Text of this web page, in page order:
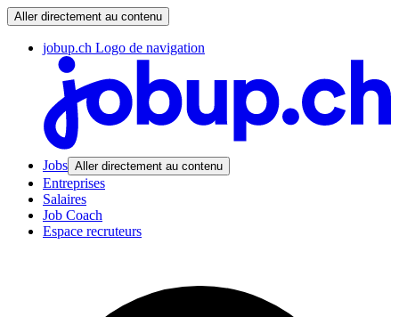
Aller directement au contenu
jobup.ch Logo de navigation
Jobs Aller directement au contenu
Entreprises
Salaires
Job Coach
Espace recruteurs